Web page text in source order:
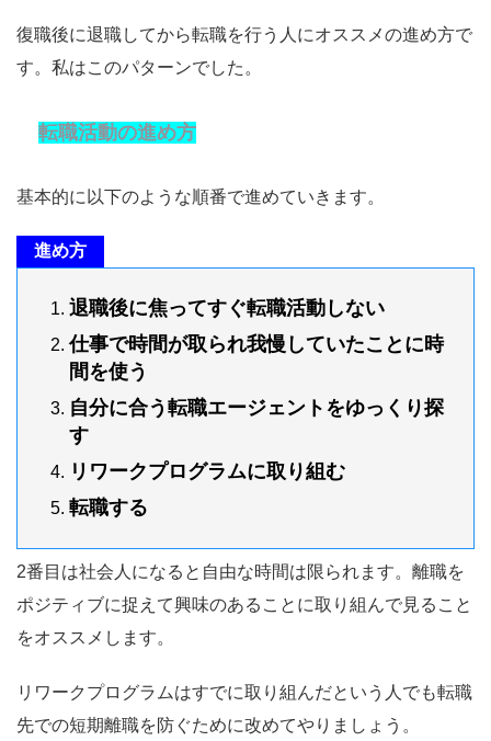
復職後に退職してから転職を行う人にオススメの進め方で
す。私はこのパターンでした。
転職活動の進め方
基本的に以下のような順番で進めていきます。
進め方
退職後に焦ってすぐ転職活動しない
仕事で時間が取られ我慢していたことに時
間を使う
自分に合う転職エージェントをゆっくり探
す
リワークプログラムに取り組む
転職する
2番目は社会人になると自由な時間は限られます。離職を
ポジティブに捉えて興味のあることに取り組んで見ること
をオススメします。
リワークプログラムはすでに取り組んだという人でも転職
先での短期離職を防ぐために改めてやりましょう。